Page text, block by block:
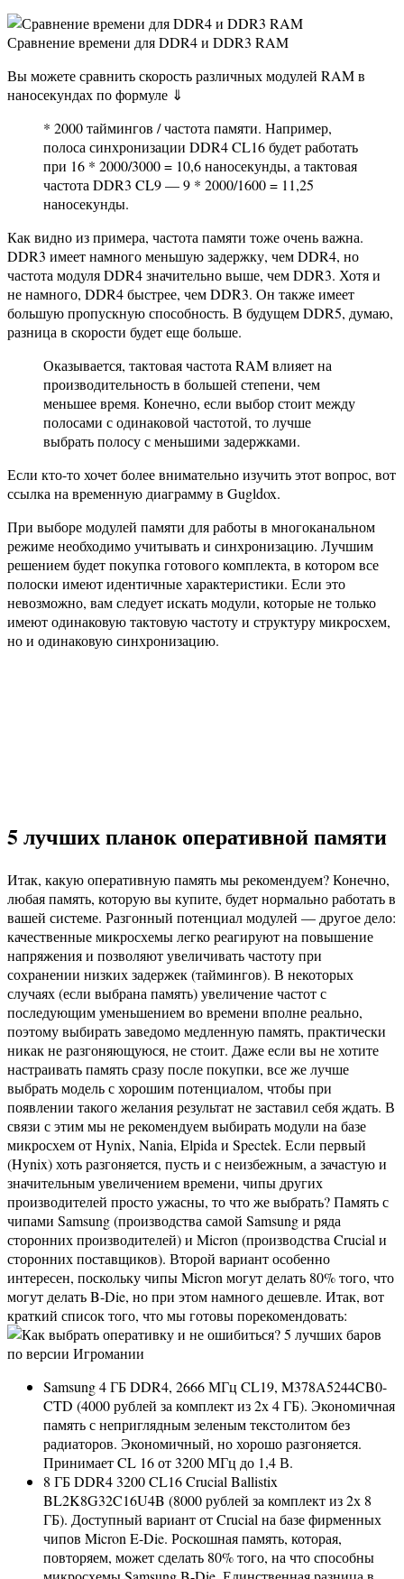
Сравнение времени для DDR4 и DDR3 RAM
Вы можете сравнить скорость различных модулей RAM в
наносекундах по формуле ⇓
* 2000 таймингов / частота памяти. Например,
полоса синхронизации DDR4 CL16 будет работать
при 16 * 2000/3000 = 10,6 наносекунды, а тактовая
частота DDR3 CL9 — 9 * 2000/1600 = 11,25
наносекунды.
Как видно из примера, частота памяти тоже очень важна.
DDR3 имеет намного меньшую задержку, чем DDR4, но
частота модуля DDR4 значительно выше, чем DDR3. Хотя и
не намного, DDR4 быстрее, чем DDR3. Он также имеет
большую пропускную способность. В будущем DDR5, думаю,
разница в скорости будет еще больше.
Оказывается, тактовая частота RAM влияет на
производительность в большей степени, чем
меньшее время. Конечно, если выбор стоит между
полосами с одинаковой частотой, то лучше
выбрать полосу с меньшими задержками.
Если кто-то хочет более внимательно изучить этот вопрос, вот
ссылка на временную диаграмму в Gugldox.
При выборе модулей памяти для работы в многоканальном
режиме необходимо учитывать и синхронизацию. Лучшим
решением будет покупка готового комплекта, в котором все
полоски имеют идентичные характеристики. Если это
невозможно, вам следует искать модули, которые не только
имеют одинаковую тактовую частоту и структуру микросхем,
но и одинаковую синхронизацию.
5 лучших планок оперативной памяти
Итак, какую оперативную память мы рекомендуем? Конечно,
любая память, которую вы купите, будет нормально работать в
вашей системе. Разгонный потенциал модулей — другое дело:
качественные микросхемы легко реагируют на повышение
напряжения и позволяют увеличивать частоту при
сохранении низких задержек (таймингов). В некоторых
случаях (если выбрана память) увеличение частот с
последующим уменьшением во времени вполне реально,
поэтому выбирать заведомо медленную память, практически
никак не разгоняющуюся, не стоит. Даже если вы не хотите
настраивать память сразу после покупки, все же лучше
выбрать модель с хорошим потенциалом, чтобы при
появлении такого желания результат не заставил себя ждать. В
связи с этим мы не рекомендуем выбирать модули на базе
микросхем от Hynix, Nania, Elpida и Spectek. Если первый
(Hynix) хоть разгоняется, пусть и с неизбежным, а зачастую и
значительным увеличением времени, чипы других
производителей просто ужасны, то что же выбрать? Память с
чипами Samsung (производства самой Samsung и ряда
сторонних производителей) и Micron (производства Crucial и
сторонних поставщиков). Второй вариант особенно
интересен, поскольку чипы Micron могут делать 80% того, что
могут делать B-Die, но при этом намного дешевле. Итак, вот
краткий список того, что мы готовы порекомендовать:
Samsung 4 ГБ DDR4, 2666 МГц CL19, M378A5244CB0-
CTD (4000 рублей за комплект из 2х 4 ГБ). Экономичная
память с неприглядным зеленым текстолитом без
радиаторов. Экономичный, но хорошо разгоняется.
Принимает CL 16 от 3200 МГц до 1,4 В.
8 ГБ DDR4 3200 CL16 Crucial Ballistix
BL2K8G32C16U4B (8000 рублей за комплект из 2х 8
ГБ). Доступный вариант от Crucial на базе фирменных
чипов Micron E-Die. Роскошная память, которая,
повторяем, может сделать 80% того, на что способны